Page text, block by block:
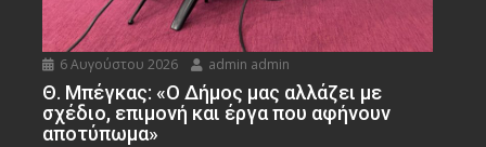
6 Αυγούστου 2026 admin admin
Θ. Μπέγκας: «Ο Δήμος μας αλλάζει με
σχέδιο, επιμονή και έργα που αφήνουν
αποτύπωμα»